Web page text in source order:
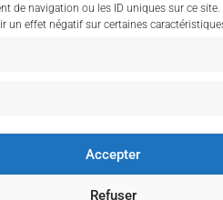
de navigation ou les ID uniques sur ce
un effet négatif sur certaines
Accepter
Refuser